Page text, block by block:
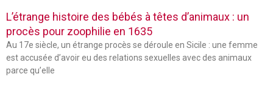
L’étrange histoire des bébés à têtes d’animaux : un
procès pour zoophilie en 1635
Au 17e siècle, un étrange procès se déroule en Sicile : une femme
est accusée d’avoir eu des relations sexuelles avec des animaux
parce qu’elle